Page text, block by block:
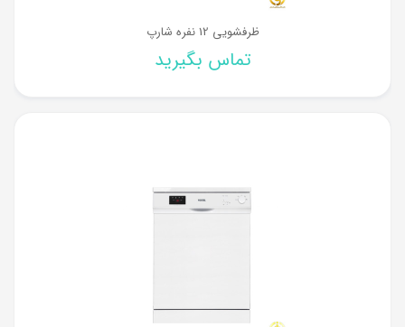
ظرفشویی 12 نفره شارپ
تماس بگیرید